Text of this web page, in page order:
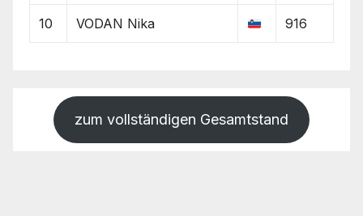
10 VODAN Nika 916
zum vollständigen Gesamtstand